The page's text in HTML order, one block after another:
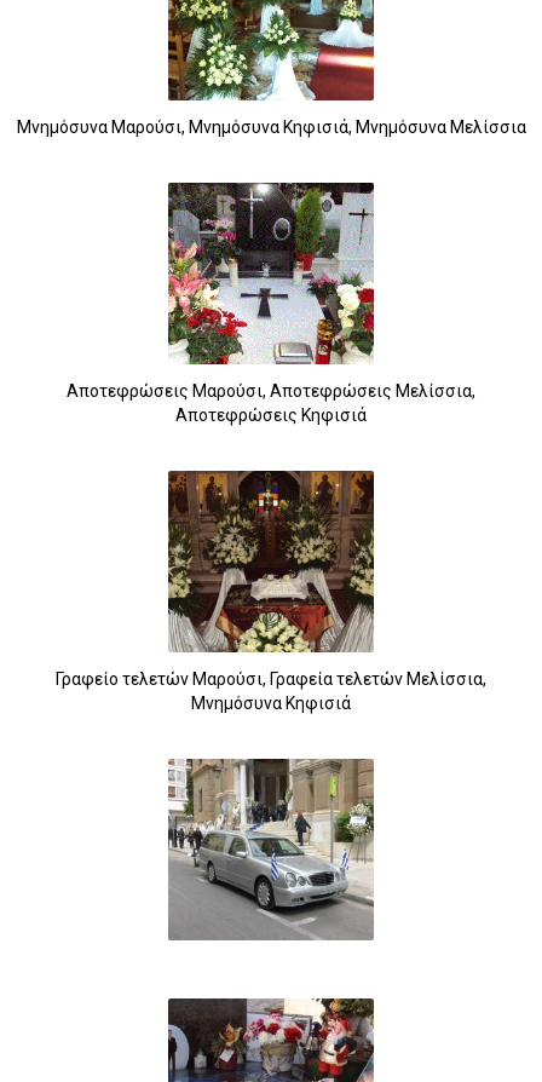
Μνημόσυνα Μαρούσι, Μνημόσυνα Κηφισιά, Μνημόσυνα Μελίσσια
Αποτεφρώσεις Μαρούσι, Αποτεφρώσεις Μελίσσια,
Αποτεφρώσεις Κηφισιά
Γραφείο τελετών Μαρούσι, Γραφεία τελετών Μελίσσια,
Μνημόσυνα Κηφισιά